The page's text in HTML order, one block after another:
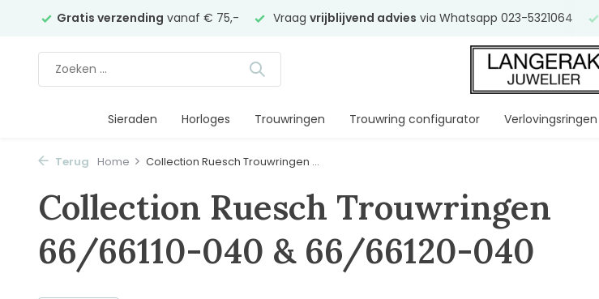
Gratis verzending vanaf € 75,- Vraag vrijblijvend advies via Whatsapp 023-5321064
Sieraden Horloges Trouwringen Trouwring configurator Verlovingsringen
Terug Home Collection Ruesch Trouwringen ...
Collection Ruesch Trouwringen
66/66110-040 & 66/66120-040